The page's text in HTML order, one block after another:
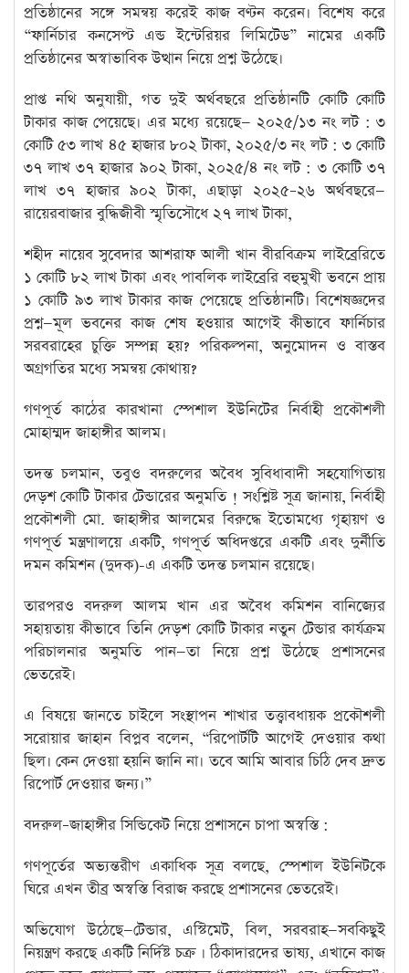
প্রতিষ্ঠানের সঙ্গে সমন্বয় করেই কাজ বণ্টন করেন। বিশেষ করে
“ফার্নিচার কনসেপ্ট এন্ড ইন্টেরিয়র লিমিটেড” নামের একটি
প্রতিষ্ঠানের অস্বাভাবিক উত্থান নিয়ে প্রশ্ন উঠেছে।
প্রাপ্ত নথি অনুযায়ী, গত দুই অর্থবছরে প্রতিষ্ঠানটি কোটি কোটি
টাকার কাজ পেয়েছে। এর মধ্যে রয়েছে— ২০২৫/১৩ নং লট : ৩
কোটি ৫৩ লাখ ৪৫ হাজার ৮০২ টাকা, ২০২৫/৩ নং লট : ৩ কোটি
৩৭ লাখ ৩৭ হাজার ৯০২ টাকা, ২০২৫/৪ নং লট : ৩ কোটি ৩৭
লাখ ৩৭ হাজার ৯০২ টাকা, এছাড়া ২০২৫–২৬ অর্থবছরে—
রায়েরবাজার বুদ্ধিজীবী স্মৃতিসৌধে ২৭ লাখ টাকা,
শহীদ নায়েব সুবেদার আশরাফ আলী খান বীরবিক্রম লাইব্রেরিতে
১ কোটি ৮২ লাখ টাকা এবং পাবলিক লাইব্রেরি বহুমুখী ভবনে প্রায়
১ কোটি ৯৩ লাখ টাকার কাজ পেয়েছে প্রতিষ্ঠানটি। বিশেষজ্ঞদের
প্রশ্ন—মূল ভবনের কাজ শেষ হওয়ার আগেই কীভাবে ফার্নিচার
সরবরাহের চুক্তি সম্পন্ন হয়? পরিকল্পনা, অনুমোদন ও বাস্তব
অগ্রগতির মধ্যে সমন্বয় কোথায়?
গণপূর্ত কাঠের কারখানা স্পেশাল ইউনিটের নির্বাহী প্রকৌশলী
মোহাম্মদ জাহাঙ্গীর আলম।
তদন্ত চলমান, তবুও বদরুলের অবৈধ সুবিধাবাদী সহযোগিতায়
দেড়শ কোটি টাকার টেন্ডারের অনুমতি ! সংশ্লিষ্ট সূত্র জানায়, নির্বাহী
প্রকৌশলী মো. জাহাঙ্গীর আলমের বিরুদ্ধে ইতোমধ্যে গৃহায়ণ ও
গণপূর্ত মন্ত্রণালয়ে একটি, গণপূর্ত অধিদপ্তরে একটি এবং দুর্নীতি
দমন কমিশন (দুদক)-এ একটি তদন্ত চলমান রয়েছে।
তারপরও বদরুল আলম খান এর অবৈধ কমিশন বানিজ্যের
সহায়তায় কীভাবে তিনি দেড়শ কোটি টাকার নতুন টেন্ডার কার্যক্রম
পরিচালনার অনুমতি পান—তা নিয়ে প্রশ্ন উঠেছে প্রশাসনের
ভেতরেই।
এ বিষয়ে জানতে চাইলে সংস্থাপন শাখার তত্ত্বাবধায়ক প্রকৌশলী
সরোয়ার জাহান বিপ্লব বলেন, “রিপোর্টটি আগেই দেওয়ার কথা
ছিল। কেন দেওয়া হয়নি জানি না। তবে আমি আবার চিঠি দেব দ্রুত
রিপোর্ট দেওয়ার জন্য।”
বদরুল–জাহাঙ্গীর সিন্ডিকেট নিয়ে প্রশাসনে চাপা অস্বস্তি :
গণপূর্তের অভ্যন্তরীণ একাধিক সূত্র বলছে, স্পেশাল ইউনিটকে
ঘিরে এখন তীব্র অস্বস্তি বিরাজ করছে প্রশাসনের ভেতরেই।
অভিযোগ উঠেছে—টেন্ডার, এস্টিমেট, বিল, সরবরাহ—সবকিছুই
নিয়ন্ত্রণ করছে একটি নির্দিষ্ট চক্র । ঠিকাদারদের ভাষ্য, এখানে কাজ